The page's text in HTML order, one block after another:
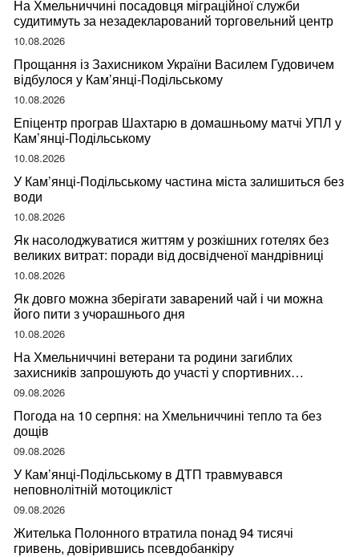
На Хмельниччині посадовця міграційної служби
судитимуть за незадекларований торговельний центр
10.08.2026
Прощання із Захисником України Василем Гудовичем
відбулося у Кам’янці-Подільському
10.08.2026
Епіцентр програв Шахтарю в домашньому матчі УПЛ у
Кам’янці-Подільському
10.08.2026
У Кам’янці-Подільському частина міста залишиться без
води
10.08.2026
Як насолоджуватися життям у розкішних готелях без
великих витрат: поради від досвідченої мандрівниці
10.08.2026
Як довго можна зберігати заварений чай і чи можна
його пити з учорашнього дня
10.08.2026
На Хмельниччині ветерани та родини загиблих
захисників запрошують до участі у спортивних
змаганнях
09.08.2026
Погода на 10 серпня: на Хмельниччині тепло та без
дощів
09.08.2026
У Кам’янці-Подільському в ДТП травмувався
неповнолітній мотоцикліст
09.08.2026
Жителька Полонного втратила понад 94 тисячі
гривень, довірившись псевдобанкіру